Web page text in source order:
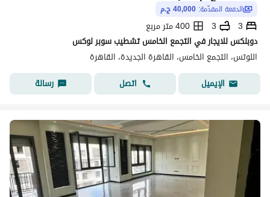
الدفعة المقدّمة: 40,000 ج.م
3
3
400 متر مربع
دوبلكس للايجار في التجمع الخامس تشطيب سوبر لوكس
اللوتس، التجمع الخامس، القاهرة الجديدة، القاهرة
الإيميل
اتصل رسالة